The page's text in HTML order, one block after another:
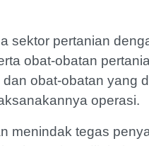
sektor pertanian
obat-obatan
obat-obatan yang
operasi.
menindak tegas